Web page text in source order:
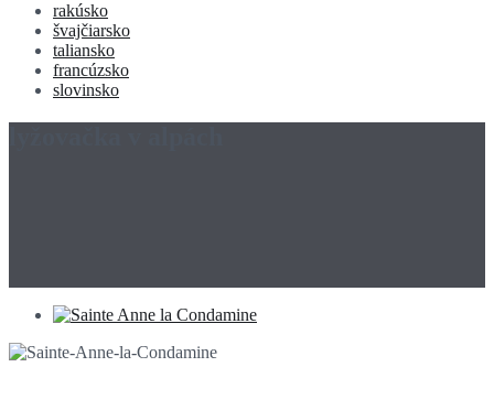
rakúsko
švajčiarsko
taliansko
francúzsko
slovinsko